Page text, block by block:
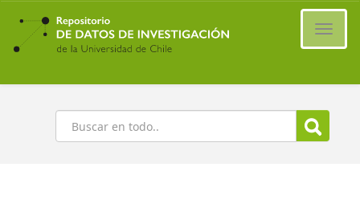
Ir
contenido
principal
Buscar